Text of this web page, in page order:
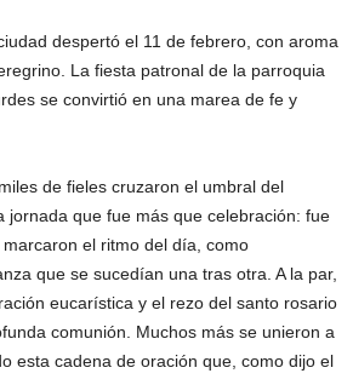
despertó el 11 de febrero, con aroma
La fiesta patronal de la parroquia
se convirtió en una marea de fe y
de fieles cruzaron el umbral del
jornada que fue más que celebración: fue
el ritmo del día, como
que se sucedían una tras otra. A la par,
eucarística y el rezo del santo rosario
comunión. Muchos más se unieron a
esta cadena de oración que, como dijo el